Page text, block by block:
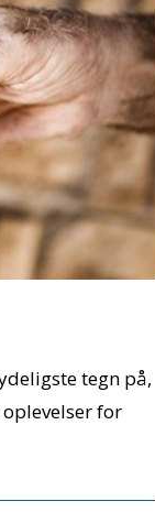
tegn på,
for